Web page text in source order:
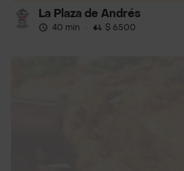
La Plaza de Andrés
40 min · $ 6500